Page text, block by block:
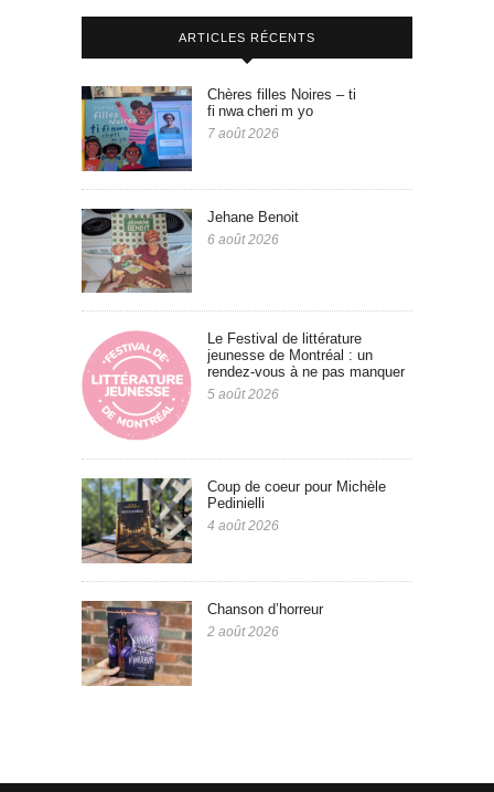
ARTICLES RÉCENTS
Chères filles Noires – ti
fi nwa cheri m yo
7 août 2026
Jehane Benoit
6 août 2026
Le Festival de littérature
jeunesse de Montréal : un
rendez-vous à ne pas manquer
5 août 2026
Coup de coeur pour Michèle
Pedinielli
4 août 2026
Chanson d’horreur
2 août 2026